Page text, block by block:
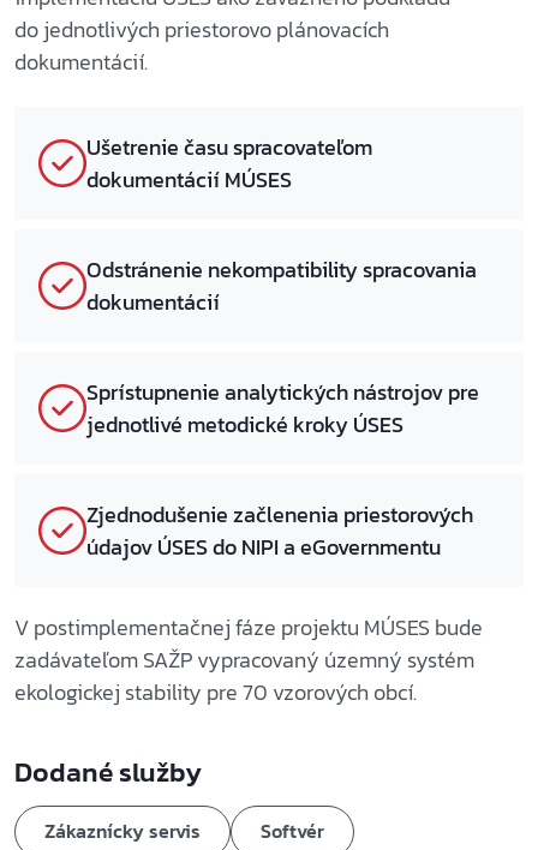
do jednotlivých priestorovo plánovacích
dokumentácií.
Ušetrenie času spracovateľom
dokumentácií MÚSES
Odstránenie nekompatibility spracovania
dokumentácií
Sprístupnenie analytických nástrojov pre
jednotlivé metodické kroky ÚSES
Zjednodušenie začlenenia priestorových
údajov ÚSES do NIPI a eGovernmentu
V postimplementačnej fáze projektu MÚSES bude
zadávateľom SAŽP vypracovaný územný systém
ekologickej stability pre 70 vzorových obcí.
Dodané služby
Zákaznícky servis Softvér